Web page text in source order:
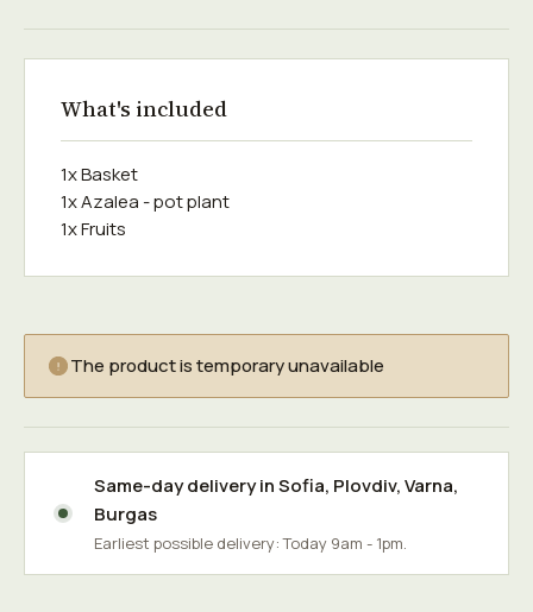
What's included
1x Basket
1x Azalea - pot plant
1x Fruits
The product is temporary unavailable
Same-day delivery inSofia, Plovdiv,Varna,
Burgas
Earliest possible delivery: Today 9am - 1pm.